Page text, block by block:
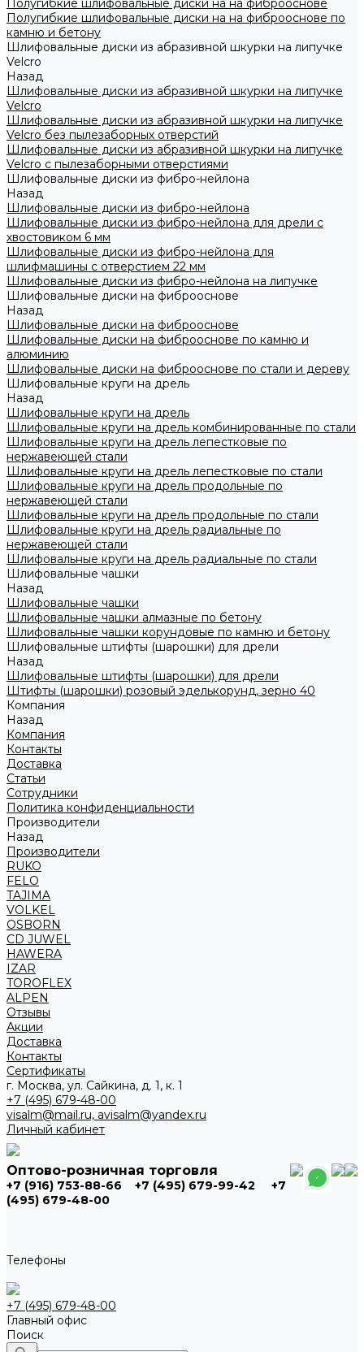
Полугибкие шлифовальные диски на на фиброоснове
Полугибкие шлифовальные диски на на фиброоснове по
камню и бетону
Шлифовальные диски из абразивной шкурки на липучке
Velcro
Назад
Шлифовальные диски из абразивной шкурки на липучке
Velcro
Шлифовальные диски из абразивной шкурки на липучке
Velcro без пылезаборных отверстий
Шлифовальные диски из абразивной шкурки на липучке
Velcro с пылезаборными отверстиями
Шлифовальные диски из фибро-нейлона
Назад
Шлифовальные диски из фибро-нейлона
Шлифовальные диски из фибро-нейлона для дрели с
хвостовиком 6 мм
Шлифовальные диски из фибро-нейлона для
шлифмашины с отверстием 22 мм
Шлифовальные диски из фибро-нейлона на липучке
Шлифовальные диски на фиброоснове
Назад
Шлифовальные диски на фиброоснове
Шлифовальные диски на фиброоснове по камню и
алюминию
Шлифовальные диски на фиброоснове по стали и дереву
Шлифовальные круги на дрель
Назад
Шлифовальные круги на дрель
Шлифовальные круги на дрель комбинированные по стали
Шлифовальные круги на дрель лепестковые по
нержавеющей стали
Шлифовальные круги на дрель лепестковые по стали
Шлифовальные круги на дрель продольные по
нержавеющей стали
Шлифовальные круги на дрель продольные по стали
Шлифовальные круги на дрель радиальные по
нержавеющей стали
Шлифовальные круги на дрель радиальные по стали
Шлифовальные чашки
Назад
Шлифовальные чашки
Шлифовальные чашки алмазные по бетону
Шлифовальные чашки корундовые по камню и бетону
Шлифовальные штифты (шарошки) для дрели
Назад
Шлифовальные штифты (шарошки) для дрели
Штифты (шарошки) розовый эделькорунд, зерно 40
Компания
Назад
Компания
Контакты
Доставка
Статьи
Сотрудники
Политика конфиденциальности
Производители
Назад
Производители
RUKO
FELO
TAJIMA
VOLKEL
OSBORN
CD JUWEL
HAWERA
IZAR
TOROFLEX
ALPEN
Отзывы
Акции
Доставка
Контакты
Сертификаты
г. Москва, ул. Сайкина, д. 1, к. 1
+7 (495) 679-48-00
visalm@mail.ru, avisalm@yandex.ru
Личный кабинет
Оптово-розничная торговля
+7 (916) 753-88-66 +7 (495) 679-99-42
+7
(495) 679-48-00
Телефоны
+7 (495) 679-48-00
Главный офис
Поиск